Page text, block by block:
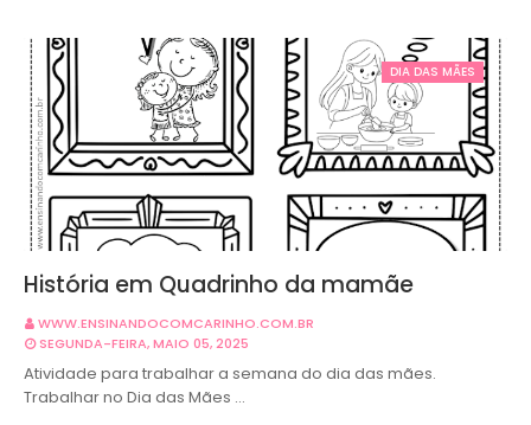
DIA DAS MÃES
História em Quadrinho da mamãe
WWW.ENSINANDOCOMCARINHO.COM.BR
SEGUNDA-FEIRA, MAIO 05, 2025
Atividade para trabalhar a semana do dia das mães.
Trabalhar no Dia das Mães …